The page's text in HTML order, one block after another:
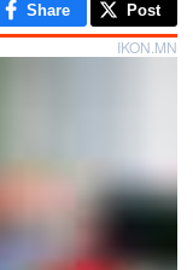
Share Post
IKON.MN